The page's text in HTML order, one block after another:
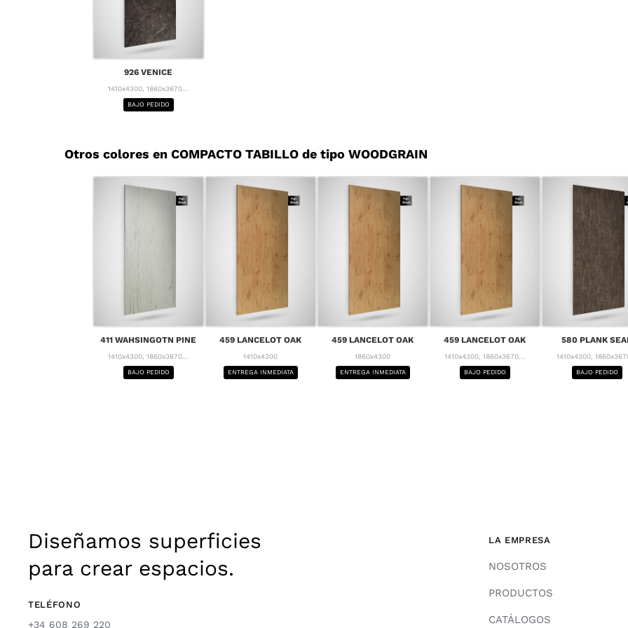
926 VENICE
1410x4300, 1860x3670...
BAJO PEDIDO
Otros colores en COMPACTO TABILLO de tipo WOODGRAIN
411 WAHSINGOTN PINE
1410x4300, 1860x3670...
BAJO PEDIDO
459 LANCELOT OAK
1410x4300
ENTREGA INMEDIATA
459 LANCELOT OAK
1860x4300
ENTREGA INMEDIATA
459 LANCELOT OAK
1410x4300, 1860x3670...
BAJO PEDIDO
580 PLANK
1410x4300,
BAJO PEDIDO
Diseñamos superficies
para crear espacios.
TELÉFONO
+34 608 269 220
LA EMPRESA
NOSOTROS
PRODUCTOS
CATÁLOGOS